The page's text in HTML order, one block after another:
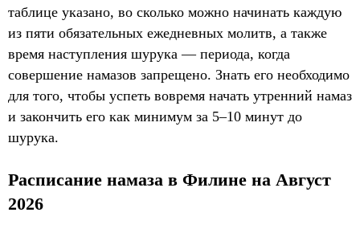
таблице указано, во сколько можно начинать каждую
из пяти обязательных ежедневных молитв, а также
время наступления шурука — периода, когда
совершение намазов запрещено. Знать его необходимо
для того, чтобы успеть вовремя начать утренний намаз
и закончить его как минимум за 5–10 минут до
шурука.
Расписание намаза в Филине на Август
2026